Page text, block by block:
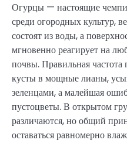
Огурцы — настоящие
среди огородных культур,
состоят из воды, а
мгновенно реагирует на
почвы. Правильная
кусты в мощные лианы,
зеленцами, а малейшая
пустоцветы. В открытом
различаются, но общий
оставаться равномерно